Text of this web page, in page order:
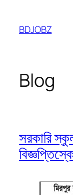
content
BDJOBZ
Blog
সরকারি